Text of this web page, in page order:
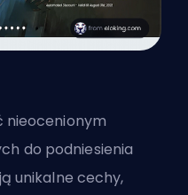
nieocenionym
do podniesienia
unikalne cechy,